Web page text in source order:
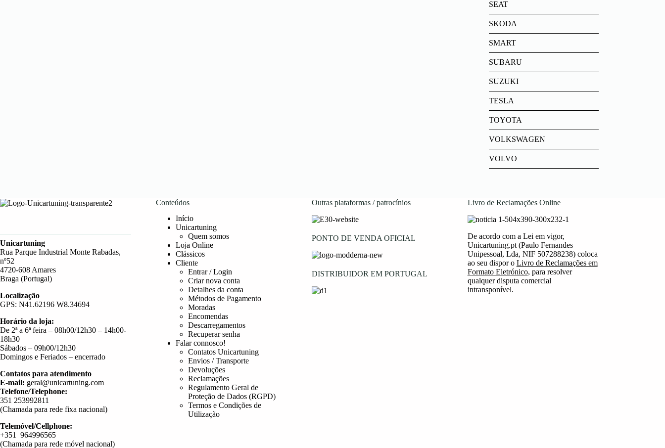
SEAT
SKODA
SMART
SUBARU
SUZUKI
TESLA
TOYOTA
VOLKSWAGEN
VOLVO
Unicartuning
Rua Parque Industrial Monte Rabadas,
nº52
4720-608 Amares
Braga (Portugal)
Localização
GPS: N41.62196 W8.34694
Horário da loja:
De 2ª a 6ª feira – 08h00/12h30 – 14h00-
18h30
Sábados – 09h00/12h30
Domingos e Feriados – encerrado
Contatos para atendimento
E-mail: geral@unicartuning.com
Telefone/Telephone:
351 253992811
(Chamada para rede fixa nacional)
Telemóvel/Cellphone:
+351 964996565
(Chamada para rede móvel nacional)
Conteúdos
Início
Unicartuning
Quem somos
Loja Online
Clássicos
Cliente
Entrar / Login
Criar nova conta
Detalhes da conta
Métodos de Pagamento
Moradas
Encomendas
Descarregamentos
Recuperar senha
Falar connosco!
Contatos Unicartuning
Envios / Transporte
Devoluções
Reclamações
Regulamento Geral de
Proteção de Dados (RGPD)
Termos e Condições de
Utilização
Outras plataformas / patrocínios
PONTO DE VENDA OFICIAL
DISTRIBUIDOR EM PORTUGAL
Livro de Reclamações Online
De acordo com a Lei em vigor,
Unicartuning.pt (Paulo Fernandes –
Unipessoal, Lda, NIF 507288238) coloca
ao seu dispor o Livro de Reclamações em
Formato Eletrónico, para resolver
qualquer disputa comercial
intransponível.